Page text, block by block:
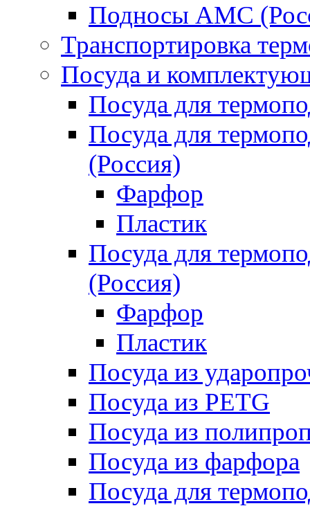
Подносы AMC
Транспортировка
Посуда и
Посуда для
Посуда для
(Россия)
Фарфор
Пластик
Посуда для
(Россия)
Фарфор
Пластик
Посуда из
Посуда из PETG
Посуда из
Посуда из фарфора
Посуда для